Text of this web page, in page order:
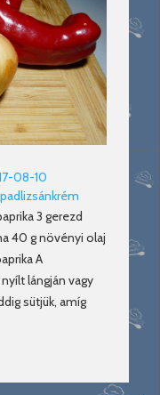
08-10
padlizsánkrém
3 gerezd
40 g növényi olaj
A
lángján vagy
sütjük, amíg